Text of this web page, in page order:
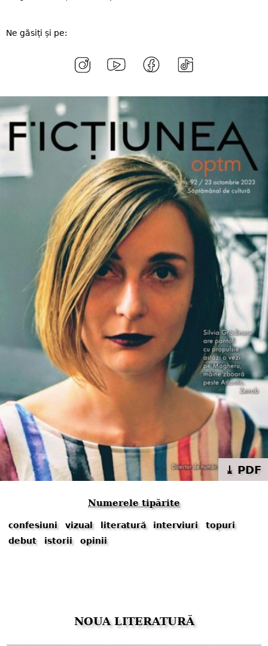
Ne găsiți și pe:
⤓ PDF
Numerele tipărite
confesiuni vizual literatură interviuri
topuri
debut
istorii opinii
NOUA LITERATURĂ